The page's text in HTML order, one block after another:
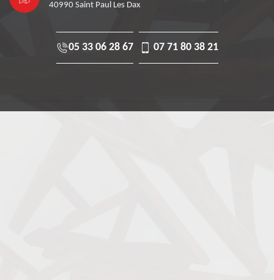
40990 Saint Paul Les Dax
05 33 06 28 67 07 71 80 38 21